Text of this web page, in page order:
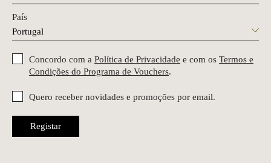
País
Concordo com a Política de Privacidade e com os Termos e
Condições do Programa de Vouchers.
Quero receber novidades e promoções por email.
Registar